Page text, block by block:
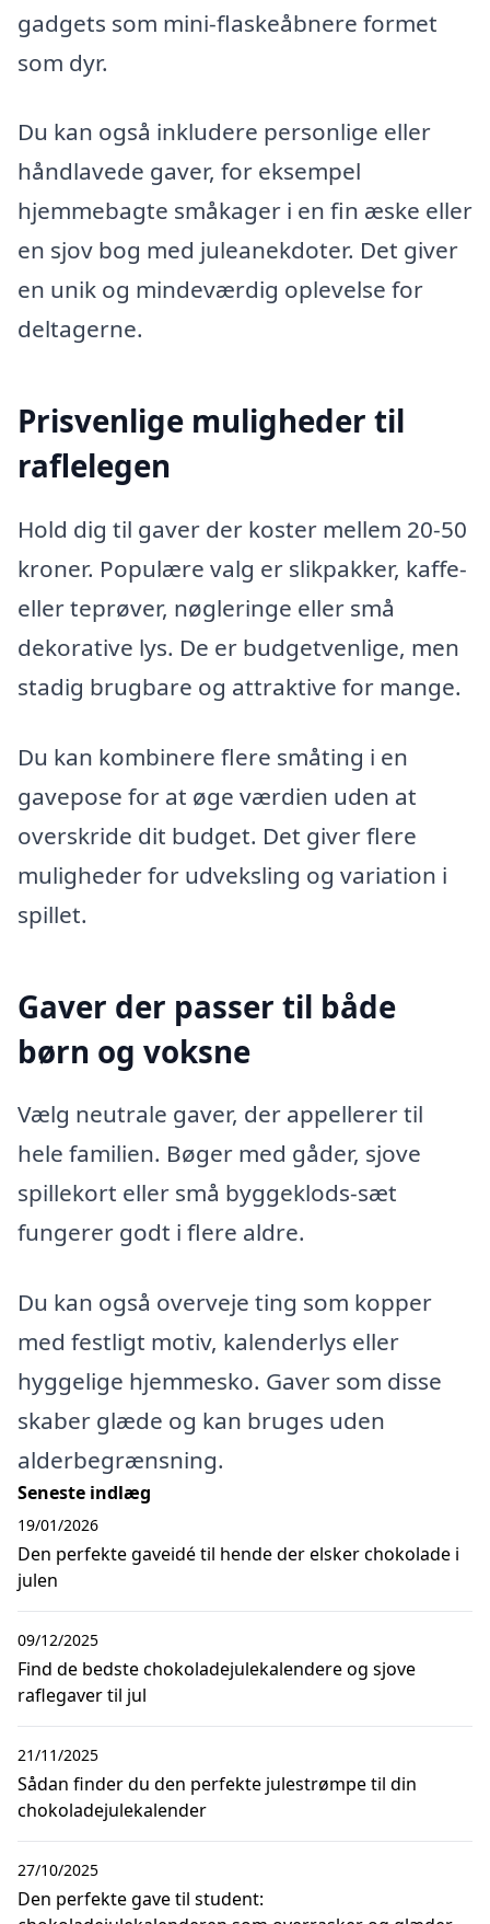
gadgets som mini-flaskeåbnere formet
som dyr.
Du kan også inkludere personlige eller
håndlavede gaver, for eksempel
hjemmebagte småkager i en fin æske eller
en sjov bog med juleanekdoter. Det giver
en unik og mindeværdig oplevelse for
deltagerne.
Prisvenlige muligheder til
raflelegen
Hold dig til gaver der koster mellem 20-50
kroner. Populære valg er slikpakker, kaffe-
eller teprøver, nøgleringe eller små
dekorative lys. De er budgetvenlige, men
stadig brugbare og attraktive for mange.
Du kan kombinere flere småting i en
gavepose for at øge værdien uden at
overskride dit budget. Det giver flere
muligheder for udveksling og variation i
spillet.
Gaver der passer til både
børn og voksne
Vælg neutrale gaver, der appellerer til
hele familien. Bøger med gåder, sjove
spillekort eller små byggeklods-sæt
fungerer godt i flere aldre.
Du kan også overveje ting som kopper
med festligt motiv, kalenderlys eller
hyggelige hjemmesko. Gaver som disse
skaber glæde og kan bruges uden
alderbegrænsning.
Seneste indlæg
Den perfekte gaveidé til hende der elsker chokolade i
julen
19/01/2026
Find de bedste chokoladejulekalendere og sjove
raflegaver til jul
09/12/2025
Sådan finder du den perfekte julestrømpe til din
chokoladejulekalender
21/11/2025
Den perfekte gave til student:
27/10/2025